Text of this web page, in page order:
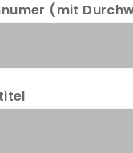
(mit